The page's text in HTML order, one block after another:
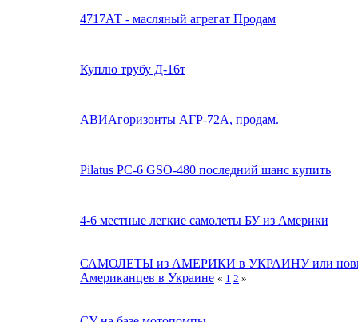
4717АТ - масляный агрегат Продам
Куплю трубу Д-16т
АВИАгоризонты АГР-72А, продам.
Pilatus PC-6 GSO-480 последний шанс купить
4-6 местные легкие самолеты БУ из Америки
САМОЛЕТЫ из АМЕРИКИ в УКРАИНУ или
Американцев в Украине « 1 2 »